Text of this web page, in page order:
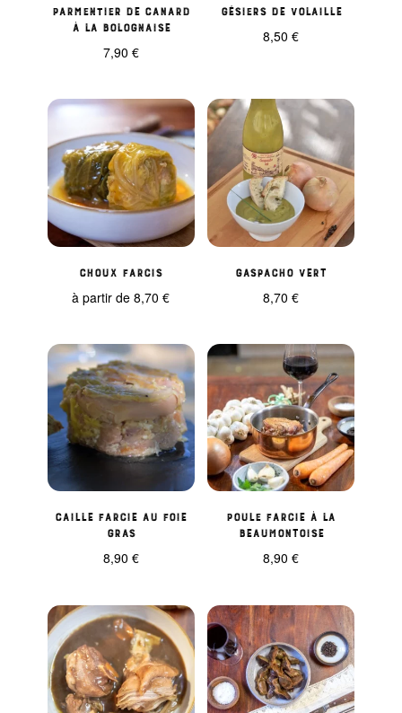
Parmentier de canard
à la bolognaise
7,90 €
Gésiers de volaille
8,50€
Choux farcis
à partir de8,70€
Gaspacho vert
8,70€
Caille farcie au foie
gras
8,90 €
Poule farcie à la
beaumontoise
8,90€